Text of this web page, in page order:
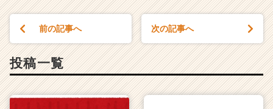
前の記事へ 次の記事へ
投稿一覧